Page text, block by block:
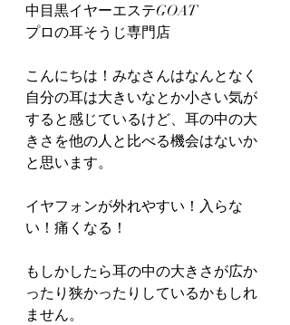
中目黒イヤーエステGOAT
プロの耳そうじ専門店
こんにちは！みなさんはなんとなく
自分の耳は大きいなとか小さい気が
すると感じているけど、耳の中の大
きさを他の人と比べる機会はないか
と思います。
イヤフォンが外れやすい！入らな
い！痛くなる！
もしかしたら耳の中の大きさが広か
ったり狭かったりしているかもしれ
ません。